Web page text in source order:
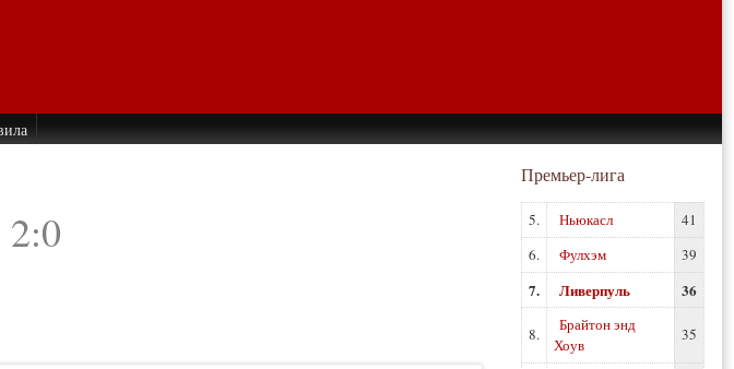
Премьер-лига
5. Ньюкасл
41
6.
Фулхэм 39
7. Ливерпуль 36
8.
Брайтон энд
Хоув
35